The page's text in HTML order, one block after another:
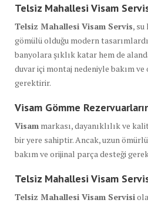
Telsiz Mahallesi Visam
Telsiz Mahallesi Visam Servis, su
gömülü olduğu modern
banyolara şıklık katar hem de
duvar içi montaj nedeniyle bakım
gerektirir.
Visam Gömme
Visam markası, dayanıklılık ve
bir yere sahiptir. Ancak, uzun
bakım ve orijinal parça desteği
Telsiz Mahallesi Visam
Telsiz Mahallesi Visam Servisi